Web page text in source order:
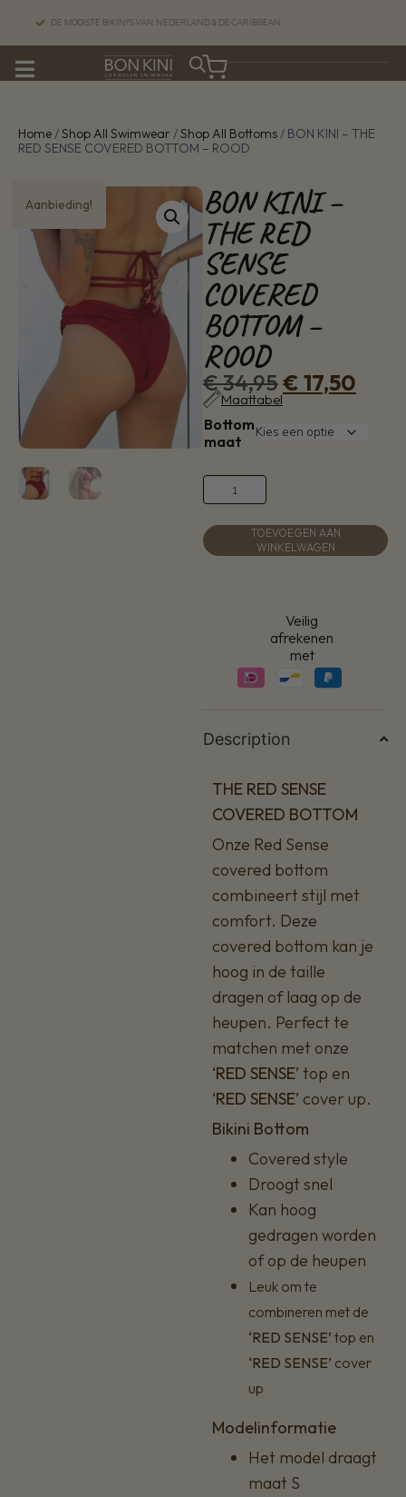
DE MOOISTE BIKINI'S VAN NEDERLAND & DE CARIBBEAN
Home /Shop All Swimwear /Shop All Bottoms / BON KINI – THE
RED SENSE COVERED BOTTOM – ROOD
Aanbieding! BON KINI –
THE RED
SENSE
COVERED
BOTTOM –
ROOD
€34,95€ 17,50
Maattabel
Bottom
maat
TOEVOEGEN AAN
WINKELWAGEN
Veilig
afrekenen
met
Description
THE RED SENSE
COVERED BOTTOM
Onze Red Sense
covered bottom
combineert stijl met
comfort. Deze
covered bottom kan je
hoog in de taille
dragen of laag op de
heupen. Perfect te
matchen met onze
‘RED SENSE’ top en
‘RED SENSE’ cover up.
Bikini Bottom
Covered style
Droogt snel
Kan hoog
gedragen worden
of op de heupen
Leuk om te
combineren met de
‘RED SENSE’ top en
‘RED SENSE’ cover
up
Modelinformatie
Het model draagt
maat S